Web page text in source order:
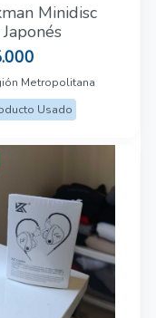
Minidisc
Metropolitana
Usado